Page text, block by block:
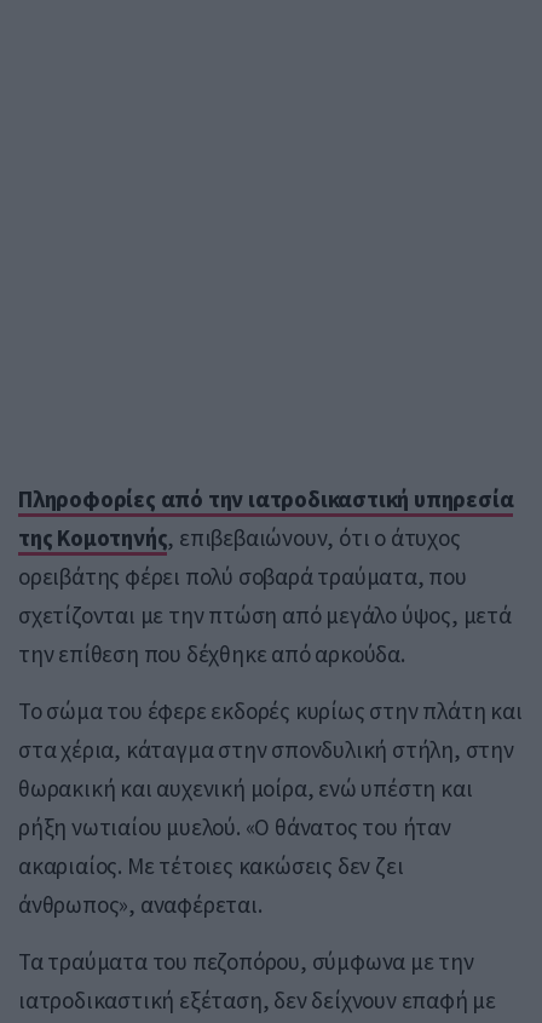
Πληροφορίες από την ιατροδικαστική υπηρεσία
της Κομοτηνής, επιβεβαιώνουν, ότι ο άτυχος
ορειβάτης φέρει πολύ σοβαρά τραύματα, που
σχετίζονται με την πτώση από μεγάλο ύψος, μετά
την επίθεση που δέχθηκε από αρκούδα.
Το σώμα του έφερε εκδορές κυρίως στην πλάτη και
στα χέρια, κάταγμα στην σπονδυλική στήλη, στην
θωρακική και αυχενική μοίρα, ενώ υπέστη και
ρήξη νωτιαίου μυελού. «Ο θάνατος του ήταν
ακαριαίος. Με τέτοιες κακώσεις δεν ζει
άνθρωπος», αναφέρεται.
Τα τραύματα του πεζοπόρου, σύμφωνα με την
ιατροδικαστική εξέταση, δεν δείχνουν επαφή με